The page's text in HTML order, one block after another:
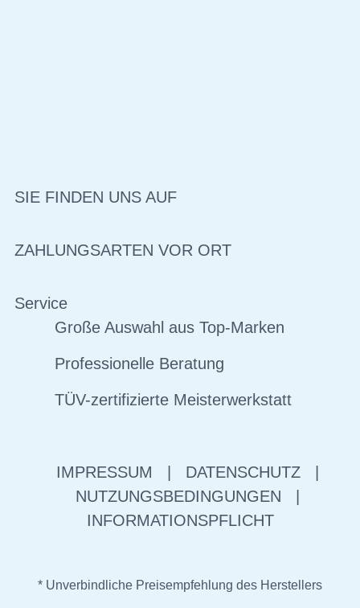
SIE FINDEN UNS AUF
ZAHLUNGSARTEN VOR ORT
Service
Große Auswahl aus Top-Marken
Professionelle Beratung
TÜV-zertifizierte Meisterwerkstatt
IMPRESSUM DATENSCHUTZ
NUTZUNGSBEDINGUNGEN
INFORMATIONSPFLICHT
* Unverbindliche Preisempfehlung des Herstellers